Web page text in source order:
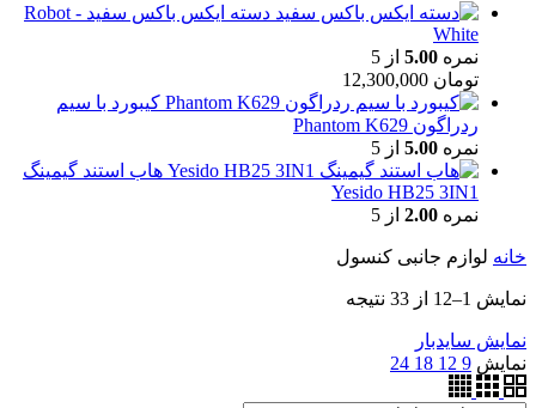
دسته ایکس باکس سفید - Robot
White
نمره 5.00 از 5
تومان
کیبورد با سیم
ردراگون Phantom K629
نمره 5.00 از 5
هاب استند گیمینگ
Yesido HB25 3IN1
نمره 2.00 از 5
خانه لوازم جانبی کنسول
نمایش 1–12 از 33 نتیجه
نمایش سایدبار
نمایش 9
12
18
24